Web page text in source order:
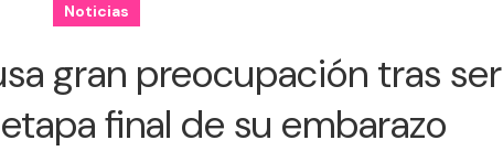
Noticias
gran preocupación tras ser
final de su embarazo